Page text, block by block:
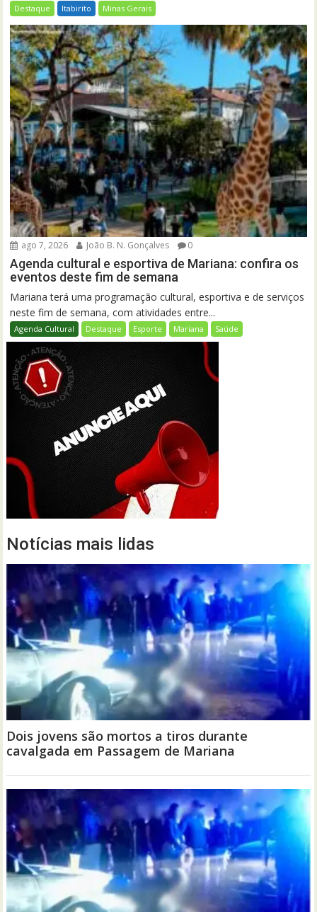
Destaque Itabirito Minas Gerais
ago 7, 2026 João B. N. Gonçalves 0
Agenda cultural e esportiva de Mariana: confira os
eventos deste fim de semana
Mariana terá uma programação cultural, esportiva e de serviços
neste fim de semana, com atividades entre...
Agenda Cultural Destaque Esporte Mariana Saúde
Notícias mais lidas